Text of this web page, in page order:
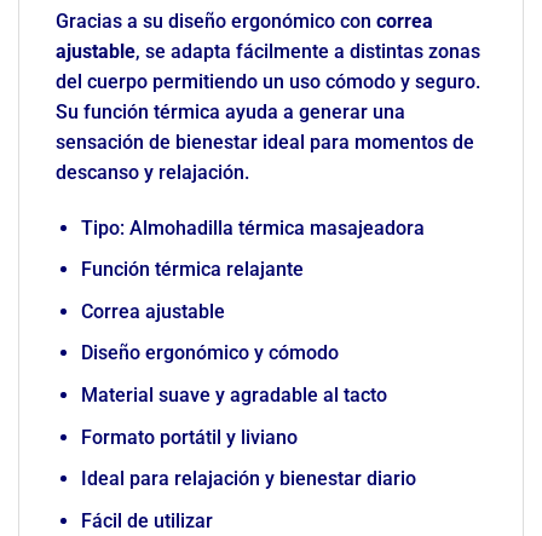
Gracias a su diseño ergonómico con correa
ajustable, se adapta fácilmente a distintas zonas
del cuerpo permitiendo un uso cómodo y seguro.
Su función térmica ayuda a generar una
sensación de bienestar ideal para momentos de
descanso y relajación.
Tipo: Almohadilla térmica masajeadora
Función térmica relajante
Correa ajustable
Diseño ergonómico y cómodo
Material suave y agradable al tacto
Formato portátil y liviano
Ideal para relajación y bienestar diario
Fácil de utilizar